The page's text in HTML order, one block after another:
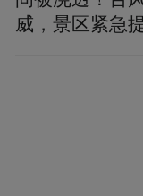
威，景区紧急